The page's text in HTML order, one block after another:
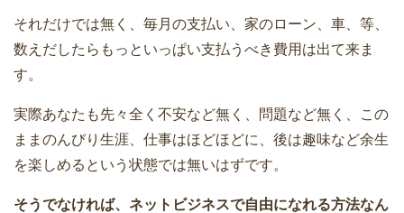
それだけでは無く、毎月の支払い、家のローン、車、等、
数えだしたらもっといっぱい支払うべき費用は出て来ま
す。
実際あなたも先々全く不安など無く、問題など無く、この
ままのんびり生涯、仕事はほどほどに、後は趣味など余生
を楽しめるという状態では無いはずです。
そうでなければ、ネットビジネスで自由になれる方法なん